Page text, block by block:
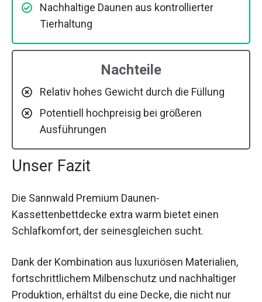
Nachhaltige Daunen aus kontrollierter
Tierhaltung
Nachteile
Relativ hohes Gewicht durch die Füllung
Potentiell hochpreisig bei größeren
Ausführungen
Unser Fazit
Die Sannwald Premium Daunen-
Kassettenbettdecke extra warm bietet einen
Schlafkomfort, der seinesgleichen sucht.
Dank der Kombination aus luxuriösen Materialien,
fortschrittlichem Milbenschutz und nachhaltiger
Produktion, erhältst du eine Decke, die nicht nur